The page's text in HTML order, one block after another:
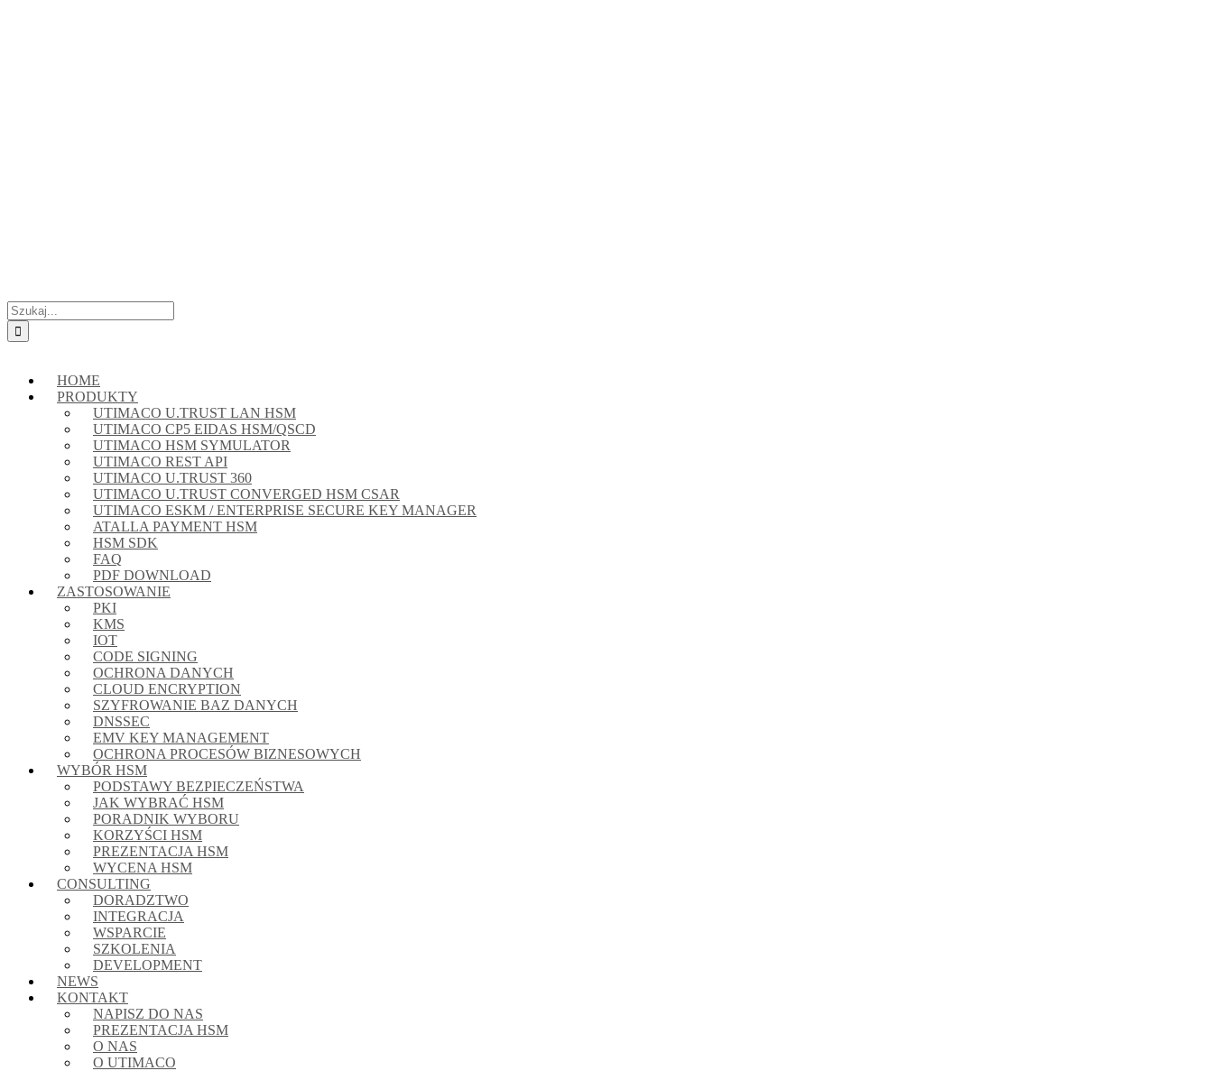
Szukaj
HOME
PRODUKTY
UTIMACO U.TRUST LAN HSM
UTIMACO CP5 EIDAS HSM/QSCD
UTIMACO HSM SYMULATOR
UTIMACO REST API
UTIMACO U.TRUST 360
UTIMACO U.TRUST CONVERGED HSM CSAR
UTIMACO ESKM / ENTERPRISE SECURE KEY MANAGER
ATALLA PAYMENT HSM
HSM SDK
FAQ
PDF DOWNLOAD
ZASTOSOWANIE
PKI
KMS
IOT
CODE SIGNING
OCHRONA DANYCH
CLOUD ENCRYPTION
SZYFROWANIE BAZ DANYCH
DNSSEC
EMV KEY MANAGEMENT
OCHRONA PROCESÓW BIZNESOWYCH
WYBÓR HSM
PODSTAWY BEZPIECZEŃSTWA
JAK WYBRAĆ HSM
PORADNIK WYBORU
KORZYŚCI HSM
PREZENTACJA HSM
WYCENA HSM
CONSULTING
DORADZTWO
INTEGRACJA
WSPARCIE
SZKOLENIA
DEVELOPMENT
NEWS
KONTAKT
NAPISZ DO NAS
PREZENTACJA HSM
O NAS
O UTIMACO